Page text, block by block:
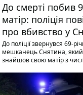
До смерті побив
матір: поліція
про вбивство у
До поліції звернувся 69-
мешканець Снятина,
знайшов свою матір з
з'ясували правоохоронці,
наніс її син.